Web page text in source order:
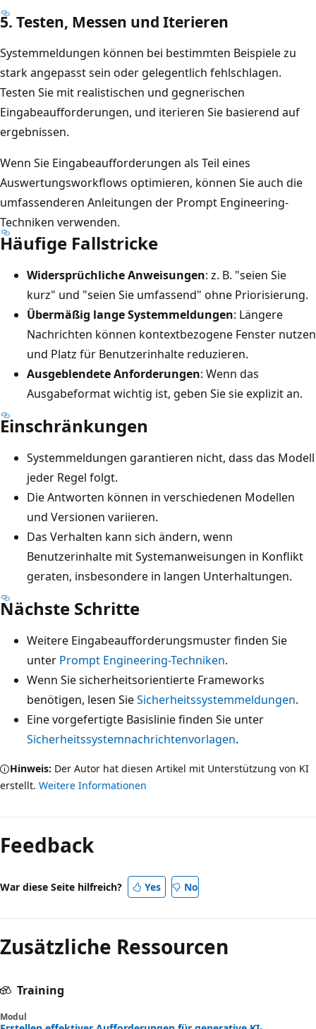
5. Testen, Messen und Iterieren
Systemmeldungen können bei bestimmten Beispiele zu
stark angepasst sein oder gelegentlich fehlschlagen.
Testen Sie mit realistischen und gegnerischen
Eingabeaufforderungen, und iterieren Sie basierend auf
ergebnissen.
Wenn Sie Eingabeaufforderungen als Teil eines
Auswertungsworkflows optimieren, können Sie auch die
umfassenderen Anleitungen der Prompt Engineering-
Techniken verwenden.
Häufige Fallstricke
Widersprüchliche Anweisungen: z. B. "seien Sie
kurz" und "seien Sie umfassend" ohne Priorisierung.
Übermäßig lange Systemmeldungen: Längere
Nachrichten können kontextbezogene Fenster nutzen
und Platz für Benutzerinhalte reduzieren.
Ausgeblendete Anforderungen: Wenn das
Ausgabeformat wichtig ist, geben Sie sie explizit an.
Einschränkungen
Systemmeldungen garantieren nicht, dass das Modell
jeder Regel folgt.
Die Antworten können in verschiedenen Modellen
und Versionen variieren.
Das Verhalten kann sich ändern, wenn
Benutzerinhalte mit Systemanweisungen in Konflikt
geraten, insbesondere in langen Unterhaltungen.
Nächste Schritte
Weitere Eingabeaufforderungsmuster finden Sie
unter Prompt Engineering-Techniken.
Wenn Sie sicherheitsorientierte Frameworks
benötigen, lesen SieSicherheitssystemmeldungen.
Eine vorgefertigte Basislinie finden Sie unter
Sicherheitssystemnachrichtenvorlagen.
Hinweis: Der Autor hat diesen Artikel mit Unterstützung von KI
erstellt. Weitere Informationen
Feedback
War diese Seite hilfreich? Yes No
Zusätzliche Ressourcen
Training
Modul